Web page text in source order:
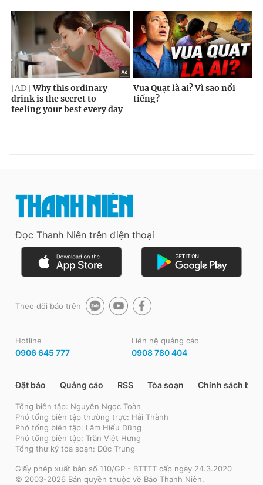
Đọc Thanh Niên trên điện thoại
Theo dõi báo trên
Hotline
0906 645 777
Liên hệ quảng cáo
0908 780 404
Đặt báo Quảng cáo RSS Tòa soạn Chính sách bảo
Tổng biên tập: Nguyễn Ngọc Toàn
Phó tổng biên tập thường trực: Hải Thành
Phó tổng biên tập: Lâm Hiếu Dũng
Phó tổng biên tập: Trần Việt Hưng
Tổng thư ký tòa soạn: Đức Trung
Giấy phép xuất bản số 110/GP - BTTTT cấp ngày 24.3.2020
© 2003-2026 Bản quyền thuộc về Báo Thanh Niên.